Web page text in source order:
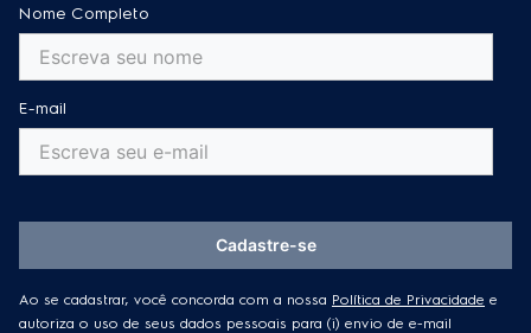
Nome Completo
E-mail
Ao se cadastrar, você concorda com a nossa Política de Privacidade e
autoriza o uso de seus dados pessoais para (i) envio de e-mail
Cadastre-se